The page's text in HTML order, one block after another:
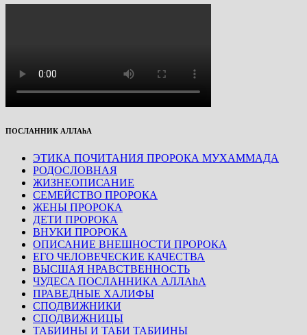
ПОСЛАННИК АЛЛАhА
ЭТИКА ПОЧИТАНИЯ ПРОРОКА МУХАММАДА
РОДОСЛОВНАЯ
ЖИЗНЕОПИСАНИЕ
СЕМЕЙСТВО ПРОРОКА
ЖЕНЫ ПРОРОКА
ДЕТИ ПРОРОКА
ВНУКИ ПРОРОКА
ОПИСАНИЕ ВНЕШНОСТИ ПРОРОКА
ЕГО ЧЕЛОВЕЧЕСКИЕ КАЧЕСТВА
ВЫСШАЯ НРАВСТВЕННОСТЬ
ЧУДЕСА ПОСЛАННИКА АЛЛАhА
ПРАВЕДНЫЕ ХАЛИФЫ
СПОДВИЖНИКИ
СПОДВИЖНИЦЫ
ТАБИИНЫ И ТАБИ ТАБИИНЫ